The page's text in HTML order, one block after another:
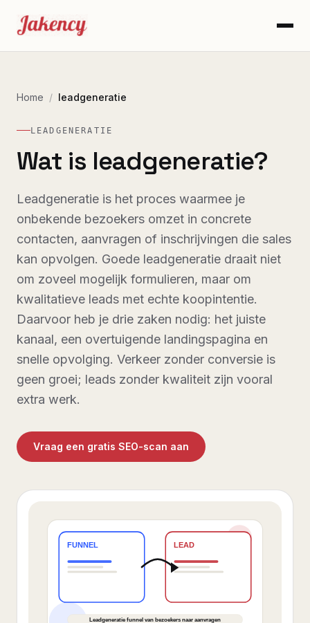
Home / leadgeneratie
LEADGENERATIE
Wat is leadgeneratie?
Leadgeneratie is het proces waarmee je
onbekende bezoekers omzet in concrete
contacten, aanvragen of inschrijvingen die sales
kan opvolgen. Goede leadgeneratie draait niet
om zoveel mogelijk formulieren, maar om
kwalitatieve leads met echte koopintentie.
Daarvoor heb je drie zaken nodig: het juiste
kanaal, een overtuigende landingspagina en
snelle opvolging. Verkeer zonder conversie is
geen groei; leads zonder kwaliteit zijn vooral
extra werk.
Vraag een gratis SEO-scan aan